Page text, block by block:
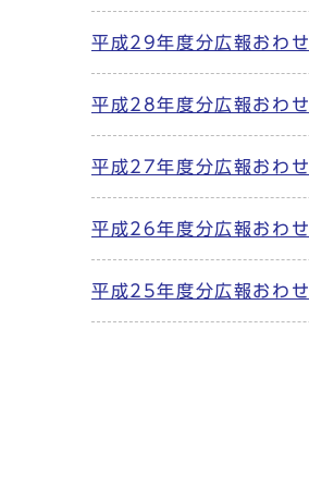
平成29年度分広報おわせ
平成28年度分広報おわせ
平成27年度分広報おわせ
平成26年度分広報おわせ
平成25年度分広報おわせ